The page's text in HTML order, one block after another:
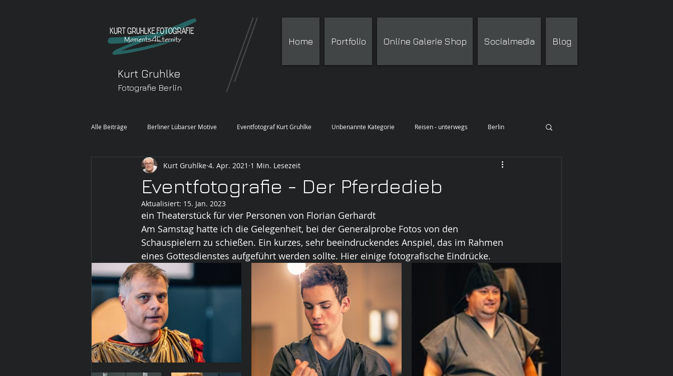
Kurt Gruhlke
Fotografie Berlin
Home Portfolio Online Galerie Shop Socialmedia Blog
Alle Beiträge Berliner Lübarser Motive Eventfotograf Kurt Gruhlke Unbenannte Kategorie Reisen - unterwegs Berlin
FREIE ARBEIT
Eventfotografie - Der Pferdedieb
Kurt Gruhlke 4. Apr. 2021 1 Min. Lesezeit
Aktualisiert: 15. Jan. 2023
ein Theaterstück für vier Personen von Florian Gerhardt
Am Samstag hatte ich die Gelegenheit, bei der Generalprobe Fotos von den
Schauspielern zu schießen. Ein kurzes, sehr beeindruckendes Anspiel, das im Rahmen
eines Gottesdienstes aufgeführt werden sollte. Hier einige fotografische Eindrücke.